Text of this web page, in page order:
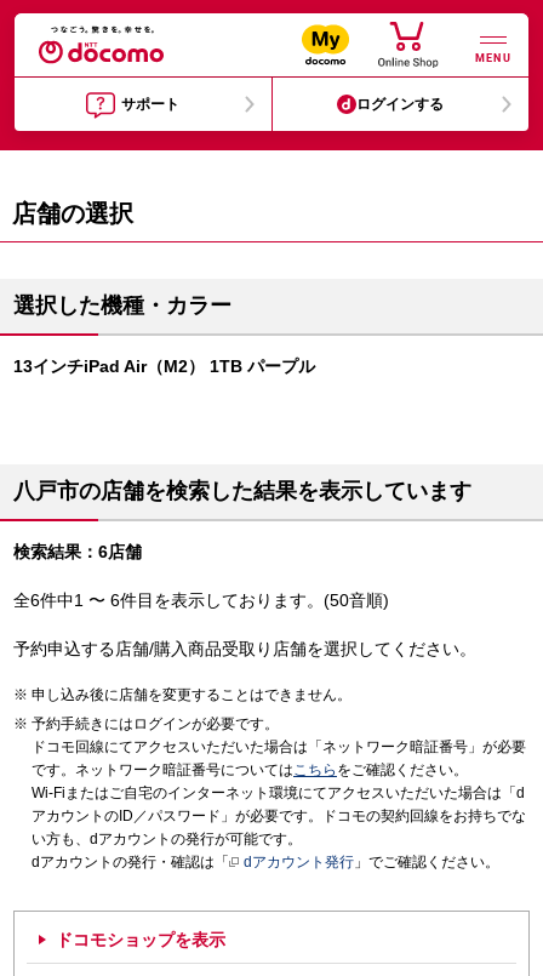
MENU
サポート ログインする
店舗の選択
選択した機種・カラー
13インチiPad Air（M2） 1TB パープル
八戸市の店舗を検索した結果を表示しています
検索結果：6店舗
全6件中1 〜 6件目を表示しております。(50音順)
予約申込する店舗/購入商品受取り店舗を選択してください。
申し込み後に店舗を変更することはできません。
予約手続きにはログインが必要です。
ドコモ回線にてアクセスいただいた場合は「ネットワーク暗証番号」が必要
です。ネットワーク暗証番号についてはこちら をご確認ください。
Wi-Fiまたはご自宅のインターネット環境にてアクセスいただいた場合は「d
アカウントのID／パスワード」が必要です。ドコモの契約回線をお持ちでな
い方も、dアカウントの発行が可能です。
dアカウントの発行・確認は「
dアカウント発行 」でご確認ください。
ドコモショップを表示